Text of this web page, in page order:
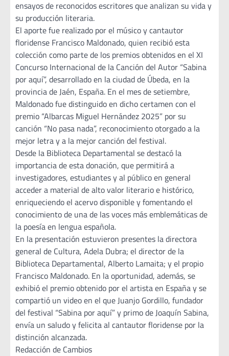
ensayos de reconocidos escritores que analizan su vida y
su producción literaria.
El aporte fue realizado por el músico y cantautor
floridense Francisco Maldonado, quien recibió esta
colección como parte de los premios obtenidos en el XI
Concurso Internacional de la Canción del Autor “Sabina
por aquí”, desarrollado en la ciudad de Úbeda, en la
provincia de Jaén, España. En el mes de setiembre,
Maldonado fue distinguido en dicho certamen con el
premio “Albarcas Miguel Hernández 2025” por su
canción “No pasa nada”, reconocimiento otorgado a la
mejor letra y a la mejor canción del festival.
Desde la Biblioteca Departamental se destacó la
importancia de esta donación, que permitirá a
investigadores, estudiantes y al público en general
acceder a material de alto valor literario e histórico,
enriqueciendo el acervo disponible y fomentando el
conocimiento de una de las voces más emblemáticas de
la poesía en lengua española.
En la presentación estuvieron presentes la directora
general de Cultura, Adela Dubra; el director de la
Biblioteca Departamental, Alberto Lamaita; y el propio
Francisco Maldonado. En la oportunidad, además, se
exhibió el premio obtenido por el artista en España y se
compartió un video en el que Juanjo Gordillo, fundador
del festival “Sabina por aquí” y primo de Joaquín Sabina,
envía un saludo y felicita al cantautor floridense por la
distinción alcanzada.
Redacción de Cambios